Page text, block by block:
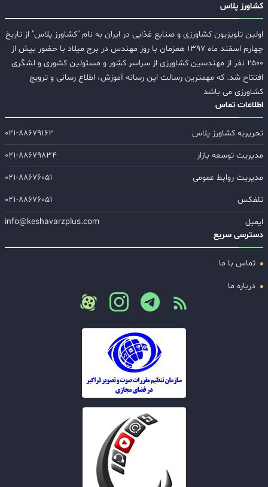
کشاورز پلاس
اولین تلویزیون کشاورزی و صنایع غذایی در ایران به نام "کشاورز پلاس" از تاریخ
چهارم اسفند ماه ۱۳۹۷ همزمان با روز مهندس در برج میلاد با حضور بیش از
۲۵۰۰ نفر از مهندسین کشاورزی از سراسر کشور و مسئولین کشوری و لشگری
افتتاح شد. که مهمترین رسالت این رسانه آموزش، اطلاع رسانی و ترویج
کشاورزی می باشد
اطلاعات تماس
تحریریه کشاورز پلاس
۰۲۱-۸۸۶۷۹۱۶۲
مدیریت توسعه بازار
۰۲۱-۸۸۶۷۹۸۳۴
مدیریت روابط عمومی
۰۲۱-۸۸۶۷۶۰۵۱
تلفکس
۰۲۱-۸۸۶۷۶۰۵۱
ایمیل
info@keshavarzplus.com
دسترسی سریع
تماس با ما
درباره ما